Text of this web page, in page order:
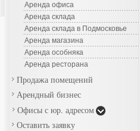
Аренда офиса
Аренда склада
Аренда склада в Подмосковье
Аренда магазина
Аренда особняка
Аренда ресторана
Продажа помещений
Арендный бизнес
Офисы с юр. адресом
Оставить заявку